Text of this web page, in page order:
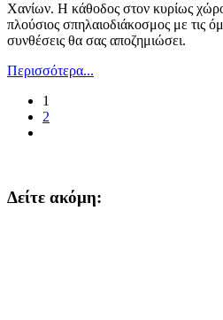
Χανίων. Η κάθοδος στον κυρίως
πλούσιος σπηλαιοδιάκοσμος με τις
συνθέσεις θα σας αποζημιώσει.
Περισσότερα...
1
2
Δείτε ακόμη: